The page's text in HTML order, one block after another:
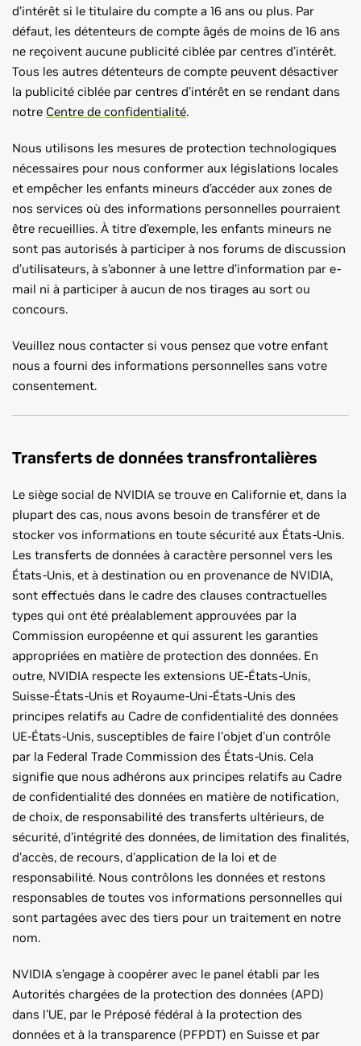
d’intérêt si le titulaire du compte a 16 ans ou plus. Par
défaut, les détenteurs de compte âgés de moins de 16 ans
ne reçoivent aucune publicité ciblée par centres d’intérêt.
Tous les autres détenteurs de compte peuvent désactiver
la publicité ciblée par centres d’intérêt en se rendant dans
notre Centre de confidentialité.
Nous utilisons les mesures de protection technologiques
nécessaires pour nous conformer aux législations locales
et empêcher les enfants mineurs d’accéder aux zones de
nos services où des informations personnelles pourraient
être recueillies. À titre d’exemple, les enfants mineurs ne
sont pas autorisés à participer à nos forums de discussion
d’utilisateurs, à s’abonner à une lettre d’information par e-
mail ni à participer à aucun de nos tirages au sort ou
concours.
Veuillez nous contacter si vous pensez que votre enfant
nous a fourni des informations personnelles sans votre
consentement.
Transferts de données transfrontalières
Le siège social de NVIDIA se trouve en Californie et, dans la
plupart des cas, nous avons besoin de transférer et de
stocker vos informations en toute sécurité aux États-Unis.
Les transferts de données à caractère personnel vers les
États-Unis, et à destination ou en provenance de NVIDIA,
sont effectués dans le cadre des clauses contractuelles
types qui ont été préalablement approuvées par la
Commission européenne et qui assurent les garanties
appropriées en matière de protection des données. En
outre, NVIDIA respecte les extensions UE-États-Unis,
Suisse-États-Unis et Royaume-Uni-États-Unis des
principes relatifs au Cadre de confidentialité des données
UE-États-Unis, susceptibles de faire l'objet d'un contrôle
par la Federal Trade Commission des États-Unis. Cela
signifie que nous adhérons aux principes relatifs au Cadre
de confidentialité des données en matière de notification,
de choix, de responsabilité des transferts ultérieurs, de
sécurité, d'intégrité des données, de limitation des finalités,
d'accès, de recours, d'application de la loi et de
responsabilité. Nous contrôlons les données et restons
responsables de toutes vos informations personnelles qui
sont partagées avec des tiers pour un traitement en notre
nom.
NVIDIA s’engage à coopérer avec le panel établi par les
Autorités chargées de la protection des données (APD)
dans l'UE, par le Préposé fédéral à la protection des
données et à la transparence (PFPDT) en Suisse et par